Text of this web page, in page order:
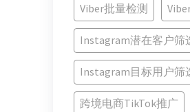
Viber批量检测
Instagram潜在客户筛
Instagram目标用户筛
跨境电商TikTok推广